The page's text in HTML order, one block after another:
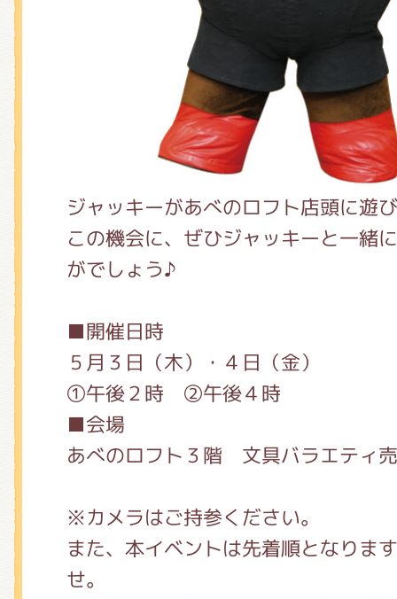
ジャッキーがあべのロフト店頭に遊
この機会に、ぜひジャッキーと一緒
がでしょう♪
■開催日時
５月３日（木）・４日（金）
①午後２時 ②午後４時
■会場
あべのロフト３階 文具バラエティ
※カメラはご持参ください。
また、本イベントは先着順となりま
せ。